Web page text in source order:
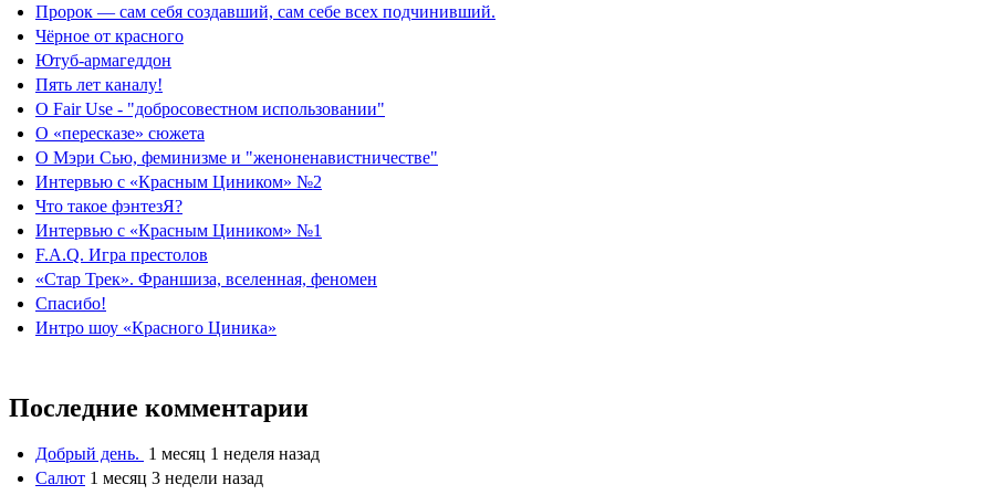
Пророк — сам себя создавший, сам себе всех подчинивший.
Чёрное от красного
Ютуб-армагеддон
Пять лет каналу!
О Fair Use - "добросовестном использовании"
О «пересказе» сюжета
О Мэри Сью, феминизме и "женоненавистничестве"
Интервью с «Красным Циником» №2
Что такое фэнтезЯ?
Интервью с «Красным Циником» №1
F.A.Q. Игра престолов
«Стар Трек». Франшиза, вселенная, феномен
Спасибо!
Интро шоу «Красного Циника»
Последние комментарии
Добрый день. 1 месяц 1 неделя назад
Салют 1 месяц 3 недели назад